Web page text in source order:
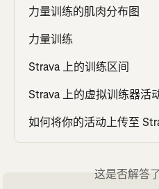
力量训练的肌肉分布图
力量训练
Strava 上的训练区间
Strava 上的虚拟训练器活
如何将你的活动上传至
这是否解答